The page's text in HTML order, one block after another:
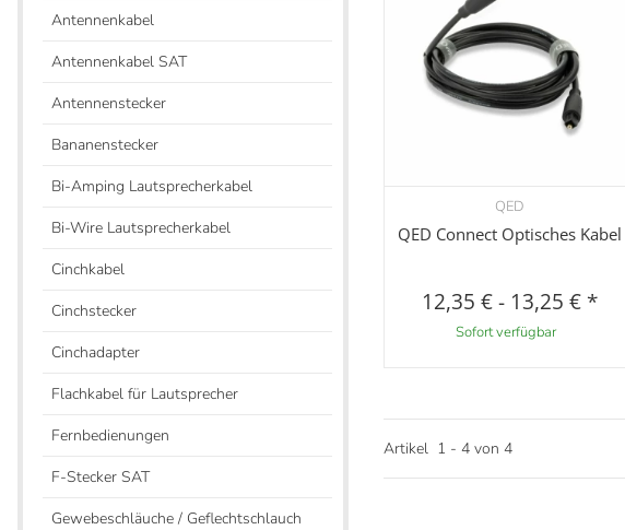
Vorschau
QED
QED Connect Optisches Kabel
12,35 €- 13,25 € *
Sofort verfügbar
Artikel 1 - 4 von 4
Antennenkabel
Antennenkabel SAT
Antennenstecker
Bananenstecker
Bi-Amping Lautsprecherkabel
Bi-Wire Lautsprecherkabel
Cinchkabel
Cinchstecker
Cinchadapter
Flachkabel für Lautsprecher
Fernbedienungen
F-Stecker SAT
Gewebeschläuche / Geflechtschlauch